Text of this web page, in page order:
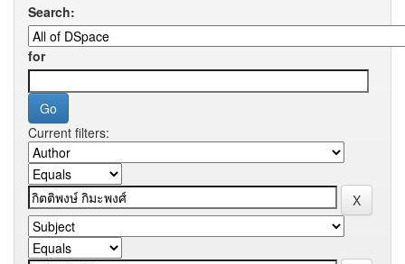
Search:
for
Current filters: